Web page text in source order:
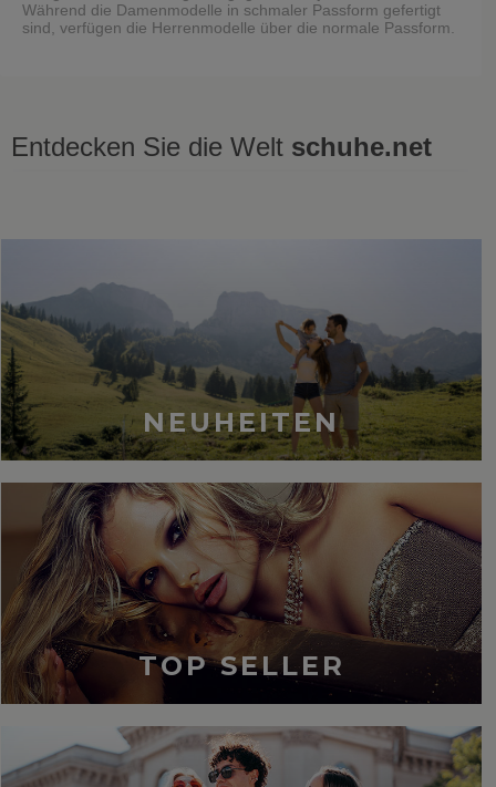
Während die Damenmodelle in schmaler Passform gefertigt
sind, verfügen die Herrenmodelle über die normale Passform.
Entdecken Sie die Welt schuhe.net
NEUHEITEN
TOP SELLER